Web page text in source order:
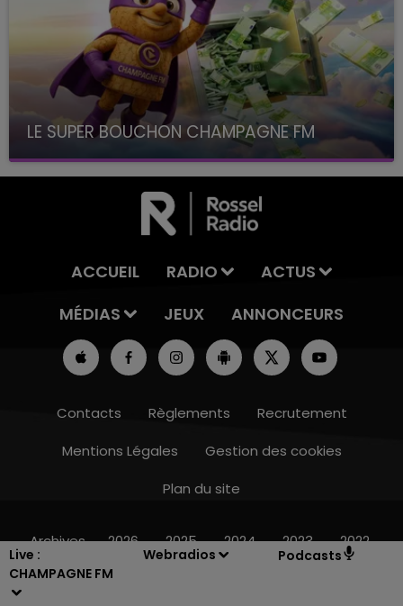
Live :
CHAMPAGNE FM
Webradios Podcasts
LE SUPER BOUCHON CHAMPAGNE FM
avec La Famille Champagne FM, à 8H10
ACCUEIL RADIO
ACTUS
MÉDIAS
JEUX ANNONCEURS
Contacts Règlements
Recrutement
Mentions Légales
Gestion des cookies
Plan du site
Archives 2026 2025 2024 2023 2022